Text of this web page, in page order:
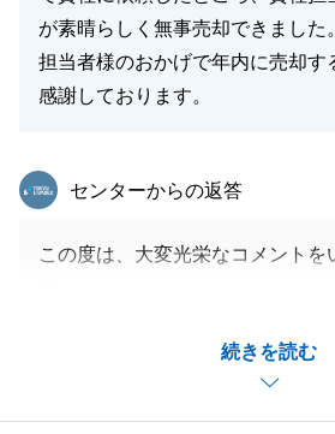
が素晴らしく無事売却できました。
担当者様のおかげで年内に売却す
感謝しております。
続きを読む
東急リバブル
センターからの返答
この度は、大変光栄なコメントを
めることができましたことをあわ
今後も何かお困りごとがございま